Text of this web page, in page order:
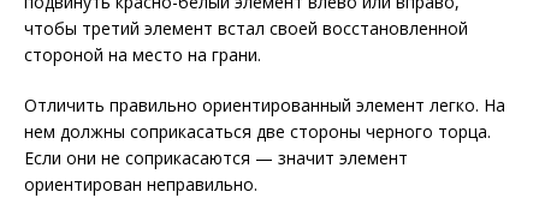
чтобы третий элемент встал своей восстановленной
стороной на место на грани.
Отличить правильно ориентированный элемент легко. На
нем должны соприкасаться две стороны черного торца.
Если они не соприкасаются — значит элемент
ориентирован неправильно.